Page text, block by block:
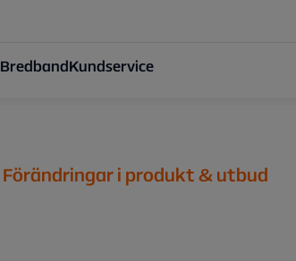
BredbandKundservice
Förändringar i produkt & utbud